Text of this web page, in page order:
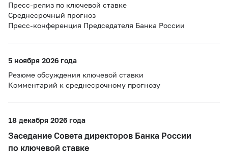
Пресс-релиз по ключевой ставке
Среднесрочный прогноз
Пресс-конференция Председателя Банка России
5 ноября 2026 года
Резюме обсуждения ключевой ставки
Комментарий к среднесрочному прогнозу
18 декабря 2026 года
Заседание Совета директоров Банка России
по ключевой ставке